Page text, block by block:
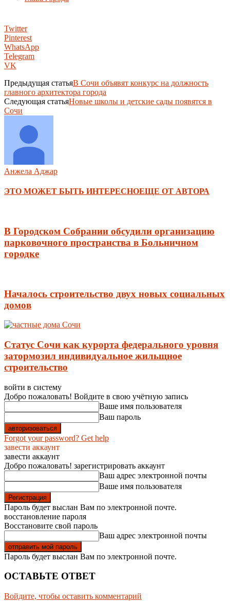
Twitter
Pinterest
WhatsApp
Telegram
VK
Предыдущая статьяВ Сочи объявят конкурс на должность
главного архитектора города
Следующая статьяНовые школы и детские сады появятся в
Сочи
Анжела Аджар
ЭТО МОЖЕТ БЫТЬ ИНТЕРЕСНОЕЩЕ ОТ АВТОРА
В Городском Собрании обсудили организацию
парковочного пространства в Больничном
городке
Началось строительство двух новых социальных
домов
Статус Сочи как курорта федерального уровня
затормозил индивидуальное жильщное
строительство
войти в систему
Добро пожаловать! Войдите в свою учётную запись
Ваше имя пользователя
Ваш пароль
Forgot your password? Get help
завести аккаунт
завести аккаунт
Добро пожаловать! зарегистрировать аккаунт
Ваш адрес электронной почты
Ваше имя пользователя
Пароль будет выслан Вам по электронной почте.
восстановление пароля
Восстановите свой пароль
Ваш адрес электронной почты
Пароль будет выслан Вам по электронной почте.
ОСТАВЬТЕ ОТВЕТ
Войдите, чтобы оставить комментарий